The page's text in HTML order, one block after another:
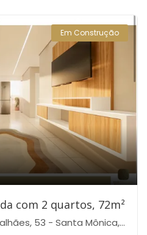
Em Construção
com 2 quartos, 72m²
- Santa Mônica, Belo Horizonte-MG